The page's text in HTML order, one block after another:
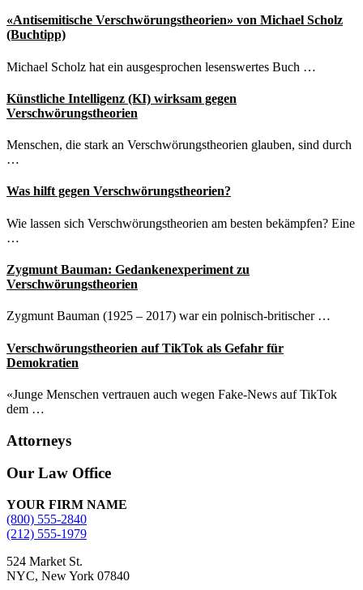
«Antisemitische Verschwörungstheorien» von Michael Scholz
(Buchtipp)
Michael Scholz hat ein ausgesprochen lesenswertes Buch …
Künstliche Intelligenz (KI) wirksam gegen
Verschwörungstheorien
Menschen, die stark an Verschwörungstheorien glauben, sind durch
…
Was hilft gegen Verschwörungstheorien?
Wie lassen sich Verschwörungstheorien am besten bekämpfen? Eine
…
Zygmunt Bauman: Gedankenexperiment zu
Verschwörungstheorien
Zygmunt Bauman (1925 – 2017) war ein polnisch-britischer …
Verschwörungstheorien auf TikTok als Gefahr für
Demokratien
«Junge Menschen vertrauen auch wegen Fake-News auf TikTok
dem …
Attorneys
Site
Footer
Our Law Office
YOUR FIRM NAME
(800) 555-2840
(212) 555-1979
524 Market St.
NYC, New York 07840